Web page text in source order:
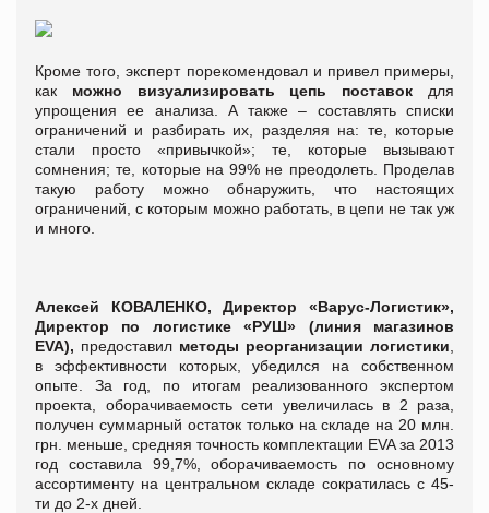
Кроме того, эксперт порекомендовал и привел примеры,
как можно визуализировать цепь поставок для
упрощения ее анализа. А также – составлять списки
ограничений и разбирать их, разделяя на: те, которые
стали просто «привычкой»; те, которые вызывают
сомнения; те, которые на 99% не преодолеть. Проделав
такую работу можно обнаружить, что настоящих
ограничений, с которым можно работать, в цепи не так уж
и много.
Алексей КОВАЛЕНКО, Директор «Варус-Логистик»,
Директор по логистике «РУШ» (линия магазинов
EVA), предоставил методы реорганизации логистики
в эффективности которых, убедился на собственном
опыте. За год, по итогам реализованного экспертом
проекта, оборачиваемость сети увеличилась в 2 раза,
получен суммарный остаток только на складе на 20 млн.
грн. меньше, средняя точность комплектации EVA за 2013
год составила 99,7%, оборачиваемость по основному
ассортименту на центральном складе сократилась с 45-
ти до 2-х дней.